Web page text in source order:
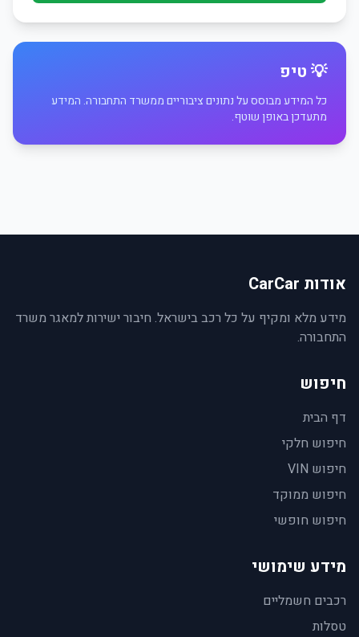
💡 טיפ
כל המידע מבוסס על נתונים ציבוריים ממשרד התחבורה. המידע
מתעדכן באופן שוטף.
אודות CarCar
מידע מלא ומקיף על כל רכב בישראל. חיבור ישירות למאגר משרד
התחבורה.
חיפוש
דף הבית
חיפוש חלקי
חיפוש VIN
חיפוש ממוקד
חיפוש חופשי
מידע שימושי
רכבים חשמליים
טסלות